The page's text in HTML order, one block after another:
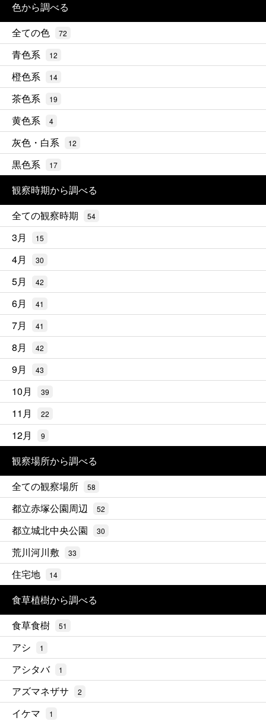
色から調べる
全ての色
72
青色系 12
橙色系 14
茶色系 19
黄色系 4
灰色・白系 12
黒色系 17
観察時期から調べる
全ての観察時期
54
3月 15
4月 30
5月 42
6月 41
7月 41
8月 42
9月 43
10月 39
11月 22
12月 9
観察場所から調べる
全ての観察場所
58
都立赤塚公園周辺 52
都立城北中央公園 30
荒川河川敷 33
住宅地 14
食草植樹から調べる
食草食樹
51
アシ 1
アシタバ 1
アズマネザサ 2
イケマ 1